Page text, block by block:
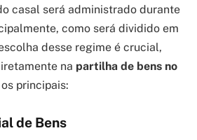
casal será administrado durante
como será dividido em
desse regime é crucial,
na partilha de bens no
principais:
de Bens